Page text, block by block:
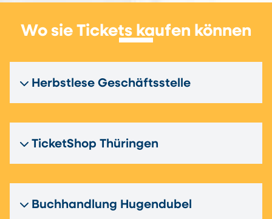
Wo sie Tickets kaufen können
Herbstlese Geschäftsstelle
TicketShop Thüringen
Buchhandlung Hugendubel